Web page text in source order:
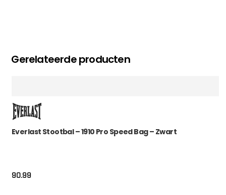
Gerelateerde producten
Everlast Stootbal – 1910 Pro Speed Bag – Zwart
90.99